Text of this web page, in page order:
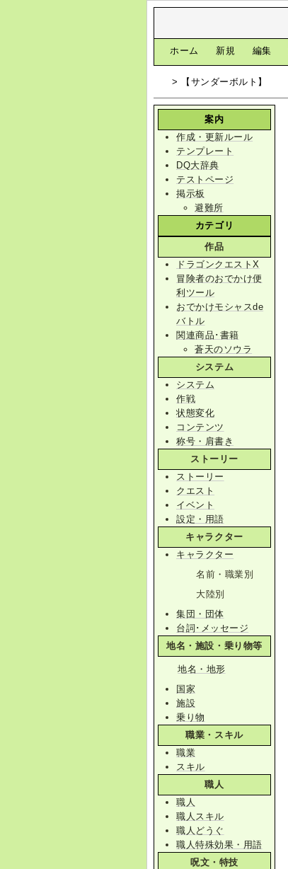
ホーム 新規 編集
> 【サンダーボルト】
案内
作成・更新ルール
テンプレート
DQ大辞典
テストページ
掲示板
避難所
カテゴリ
作品
ドラゴンクエストX
冒険者のおでかけ便
利ツール
おでかけモシャスde
バトル
関連商品･書籍
蒼天のソウラ
システム
システム
作戦
状態変化
コンテンツ
称号・肩書き
ストーリー
ストーリー
クエスト
イベント
設定・用語
キャラクター
キャラクター
名前・職業別
大陸別
集団・団体
台詞･メッセージ
地名・施設・乗り物等
地名・地形
国家
施設
乗り物
職業・スキル
職業
スキル
職人
職人
職人スキル
職人どうぐ
職人特殊効果・用語
呪文・特技